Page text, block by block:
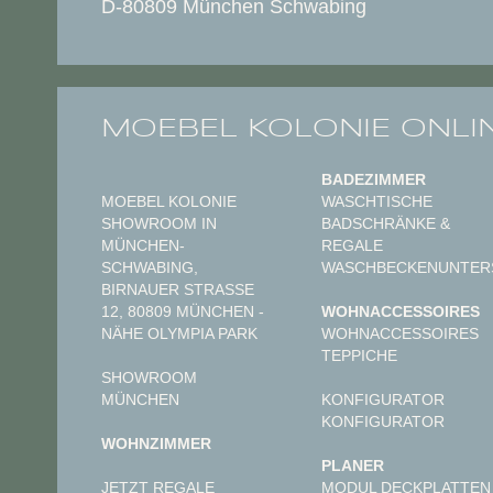
D-80809 München Schwabing
MOEBEL KOLONIE
MOEBEL KOLONIE
SHOWROOM IN
MÜNCHEN-
SCHWABING,
BIRNAUER STRASSE 1
2, 80809 MÜNCHEN - N
ÄHE OLYMPIA PARK
SHOWROOM
MÜNCHEN
WOHNZIMMER
JETZT REGALE
BADEZIMMER
WASCHTISCHE
BADSCHRÄNKE &
REGALE
WOHNACCESSOIRES
WOHNACCESSOIRES
TEPPICHE
KONFIGURATOR
KONFIGURATOR
PLANER
MODUL DECKPLATTEN